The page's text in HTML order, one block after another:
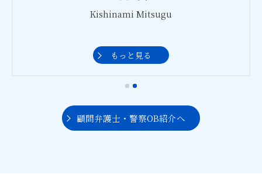
Kishinami Mitsugu
もっと見る
顧問弁護士・警察OB紹介へ